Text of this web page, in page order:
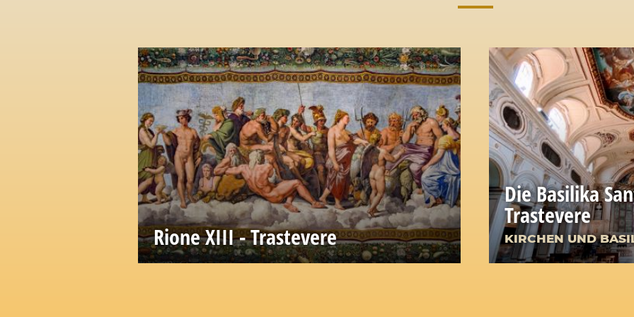
Rione XIII - Trastevere
Die Basilika
Trastevere
KIRCHEN UND